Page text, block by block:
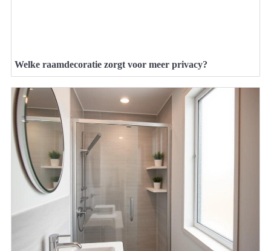
Welke raamdecoratie zorgt voor meer privacy?